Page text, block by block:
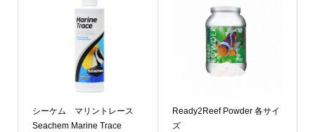
シーケム マリントレース
Seachem Marine Trace
Ready2Reef Powder 各サイ
ズ